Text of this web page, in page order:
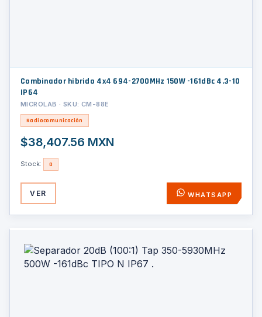
Combinador hibrido 4x4 694-2700MHz 150W -161dBc 4.3-10
IP64
MICROLAB · SKU: CM-88E
Radiocomunicación
$38,407.56 MXN
Stock: 0
VER WHATSAPP